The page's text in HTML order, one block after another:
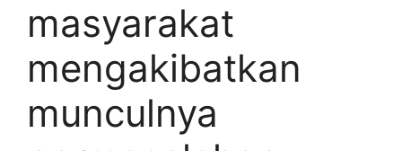
masyarakat
mengakibatkan
munculnya